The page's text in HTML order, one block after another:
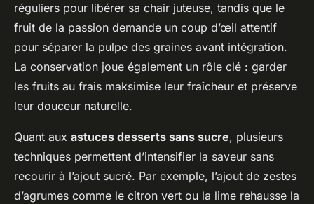
réguliers pour libérer sa chair juteuse, tandis que le
fruit de la passion demande un coup d’œil attentif
pour séparer la pulpe des graines avant intégration.
La conservation joue également un rôle clé : garder
les fruits au frais maksimise leur fraîcheur et préserve
leur douceur naturelle.
Quant aux astuces desserts sans sucre, plusieurs
techniques permettent d’intensifier la saveur sans
recourir à l’ajout sucré. Par exemple, l’ajout de zestes
d’agrumes comme le citron vert ou la lime rehausse la